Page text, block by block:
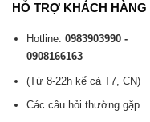
HỖ TRỢ KHÁCH HÀNG
Hotline: 0983903990 -
0908166163
(Từ 8-22h kể cả T7, CN)
Các câu hỏi thường gặp